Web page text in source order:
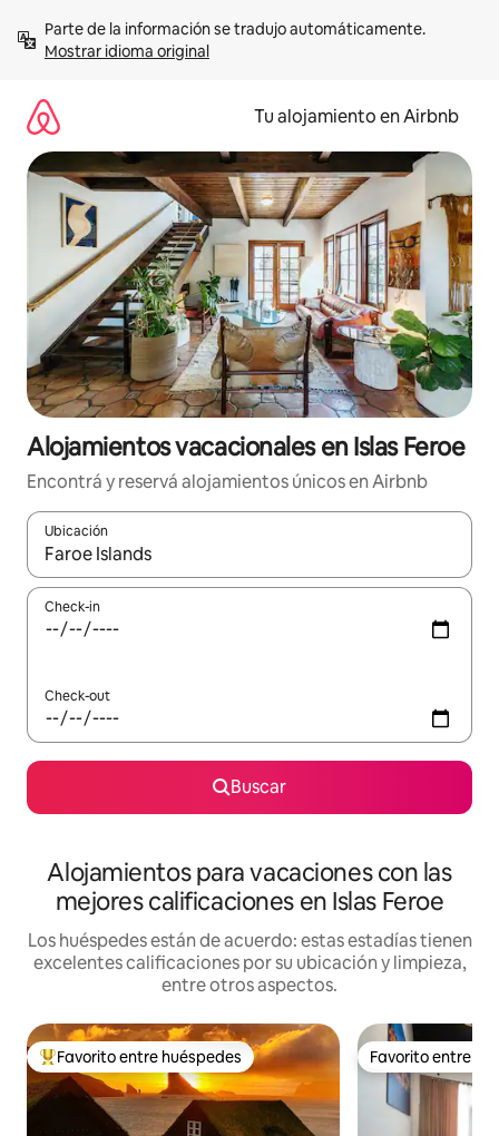
contenidoMostrar idioma original
Tu alojamiento en Airbnb
Alojamientos vacacionales en Islas Feroe
Encontrá y reservá alojamientos únicos en Airbnb
Ubicación
Cuando los resultados estén disponibles, navegá con las
Check-in
Check-out
Buscar
Alojamientos para vacaciones con las
mejores calificaciones en Islas Feroe
Los huéspedes están de acuerdo: estas estadías tienen
excelentes calificaciones por su ubicación y limpieza,
entre otros aspectos.
Favorito entre los huéspedes más destacados
Favorito entre huéspedes Favorito entre
Favorito entre